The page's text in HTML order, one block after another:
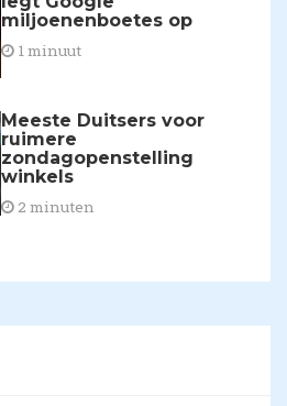
miljoenenboetes op
1 minuut
Meeste Duitsers voor
ruimere
zondagopenstelling
winkels
2 minuten